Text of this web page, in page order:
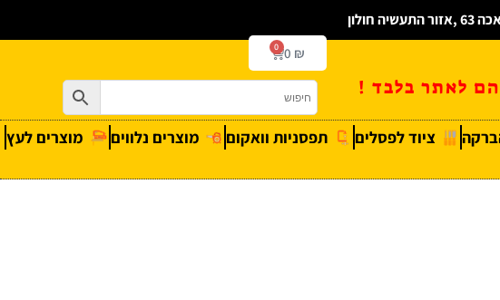
חולון
לאתר בלבד !
0 ₪
0
ציוד לפסלים תפסניות וואקום מוצרים נלווים
מוצרים לעץ